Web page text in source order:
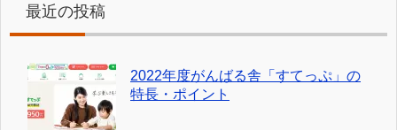
最近の投稿
2022年度がんばる舎「すてっぷ」の
特長・ポイント